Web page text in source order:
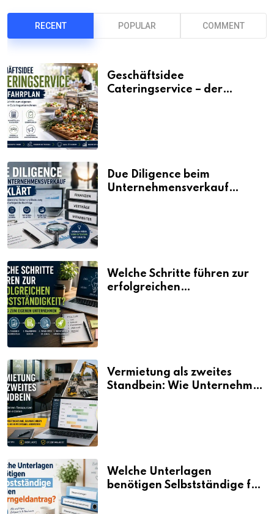
RECENT POPULAR COMMENT
Geschäftsidee
Cateringservice – der
Due Diligence beim
Unternehmensverkauf
Welche Schritte führen zur
erfolgreichen
Vermietung als zweites
Standbein: Wie Unternehmen
Welche Unterlagen
benötigen Selbstständige für